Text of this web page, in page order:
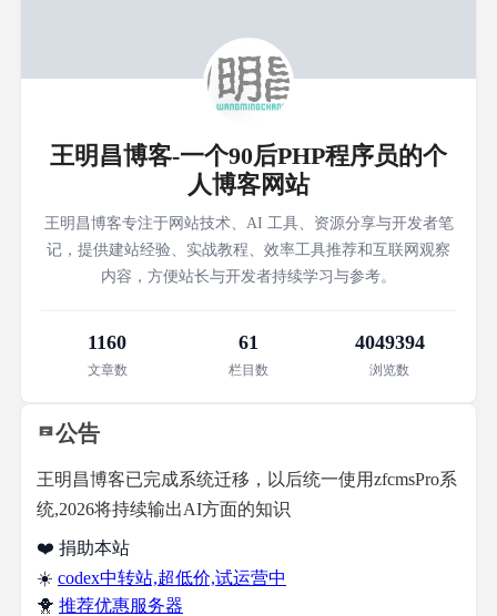
王明昌博客-一个90后PHP程序员的个
人博客网站
王明昌博客专注于网站技术、AI 工具、资源分享与开发者笔
记，提供建站经验、实战教程、效率工具推荐和互联网观察
内容，方便站长与开发者持续学习与参考。
1160
文章数
61
栏目数
4049394
浏览数
公告
王明昌博客已完成系统迁移，以后统一使用zfcmsPro系
统,2026将持续输出AI方面的知识
❤️ 捐助本站
☀️ codex中转站,超低价,试运营中
🐥 推荐优惠服务器